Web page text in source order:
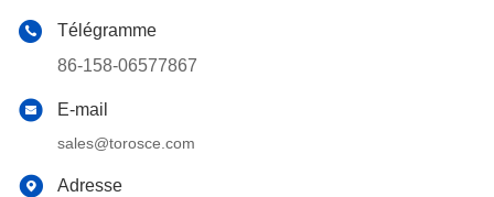
Télégramme
86-158-06577867
E-mail
sales@torosce.com
Adresse